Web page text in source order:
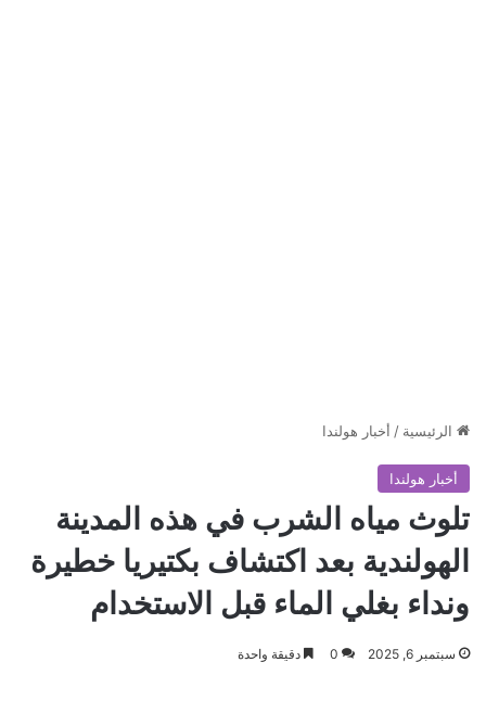
الرئيسية / أخبار هولندا
أخبار هولندا
تلوث مياه الشرب في هذه المدينة
الهولندية بعد اكتشاف بكتيريا خطيرة
ونداء بغلي الماء قبل الاستخدام
سبتمبر 6, 2025 0 دقيقة واحدة